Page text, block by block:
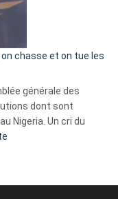
tout
parle
ses
tripes »
on chasse et on tue les
générale des
dont sont
Nigeria. Un cri du